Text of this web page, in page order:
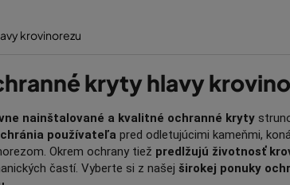
krovinorezu
kryty hlavy
nainštalované a kvalitné ochranné kryty
chránia používateľa pred odletujúcimi kameňmi,
Okrem ochrany tiež predlžujú životnosť
častí. Vyberte si z našej širokej ponuky